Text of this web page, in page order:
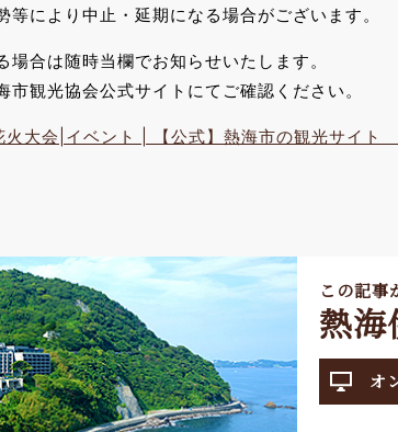
等により中止・延期になる場合がございます。
場合は随時当欄でお知らせいたします。
市観光協会公式サイトにてご確認ください。
火大会|イベント | 【公式】熱海市の観光サイト
この記事
熱
オ